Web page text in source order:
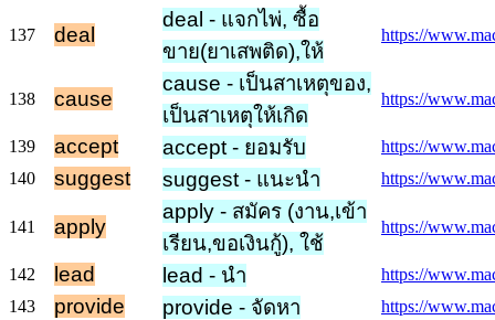
137 deal
deal - แจกไพ่, ซื้อ
ขาย(ยาเสพติด),ให้
https://
138 cause
cause - เป็นสาเหตุของ,
เป็นสาเหตุให้เกิด
https://
139 accept accept - ยอมรับ
https://
140
suggest suggest - แนะนำ https://
141 apply
apply - สมัคร (งาน,เข้า
เรียน,ขอเงินกู้), ใช้
https://
142 lead lead - นำ
https://
143
provide provide - จัดหา https://